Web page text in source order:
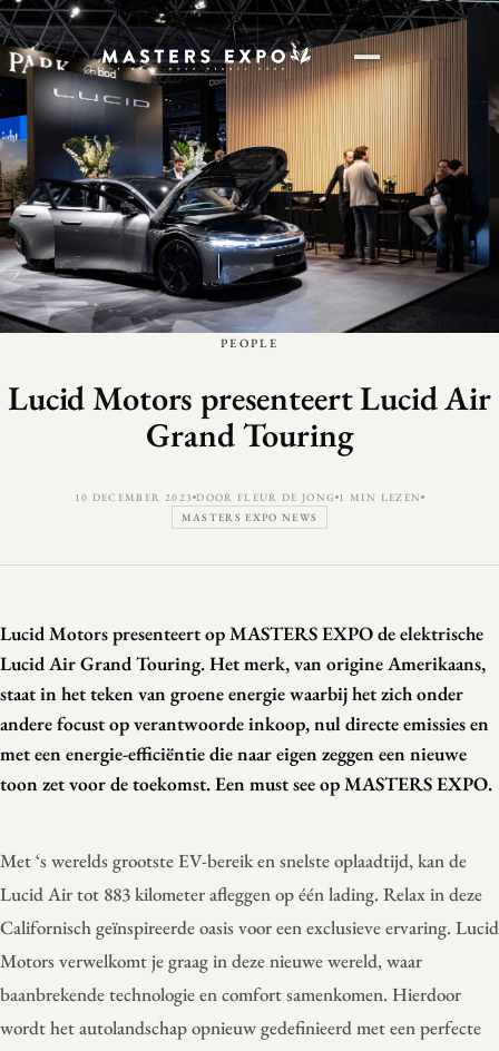
PEOPLE
Lucid Motors presenteert Lucid Air
Grand Touring
10 DECEMBER 2023 DOOR FLEUR DE JONG 1 MIN LEZEN
MASTERS EXPO NEWS
Lucid Motors presenteert op MASTERS EXPO de elektrische
Lucid Air Grand Touring. Het merk, van origine Amerikaans,
staat in het teken van groene energie waarbij het zich onder
andere focust op verantwoorde inkoop, nul directe emissies en
met een energie-efficiëntie die naar eigen zeggen een nieuwe
toon zet voor de toekomst. Een must see op MASTERS EXPO.
Met ‘s werelds grootste EV-bereik en snelste oplaadtijd, kan de
Lucid Air tot 883 kilometer afleggen op één lading. Relax in deze
Californisch geïnspireerde oasis voor een exclusieve ervaring. Lucid
Motors verwelkomt je graag in deze nieuwe wereld, waar
baanbrekende technologie en comfort samenkomen. Hierdoor
wordt het autolandschap opnieuw gedefinieerd met een perfecte